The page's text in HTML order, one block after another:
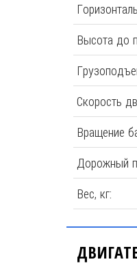
Высота до
Скорость
Вращение
Дорожный
Вес, кг: